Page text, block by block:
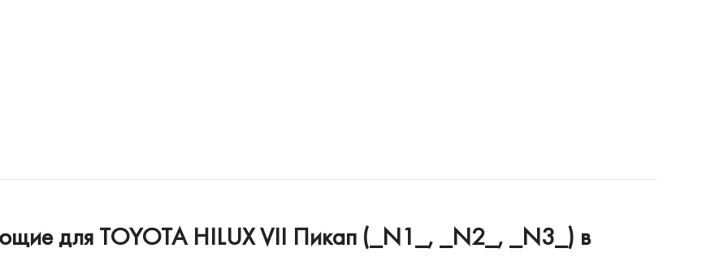
для TOYOTA HILUX VII Пикап (_N1_, _N2_, _N3_) в